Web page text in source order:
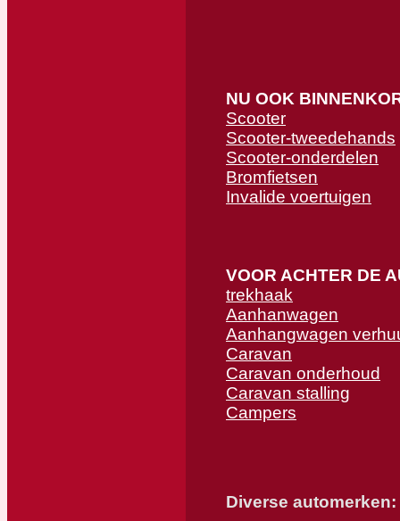
NU OOK
Scooter
Scooter-tweedehands
Scooter-onderdelen
Bromfietsen
Invalide voertuigen
VOOR ACHTER DE
trekhaak
Aanhanwagen
Aanhangwagen
Caravan
Caravan onderhoud
Caravan stalling
Campers
Diverse automerken: